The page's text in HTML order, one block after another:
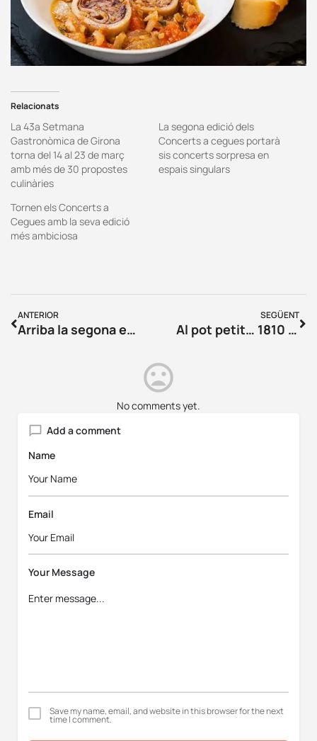
Relacionats
La 43a Setmana
Gastronòmica de Girona
torna del 14 al 23 de març
amb més de 30 propostes
culinàries
La segona edició dels
Concerts a cegues portarà
sis concerts sorpresa en
espais singulars
Tornen els Concerts a
Cegues amb la seva edició
més ambiciosa
ANTERIOR
Arriba la segona edició de la Nit del Comerç a Girona
SEGÜENT
Al pot petit… 1810 Tacos & Tapes
No comments yet.
Add a comment
Name
Email
Your Message
Save my name, email, and website in this browser for the next
time I comment.